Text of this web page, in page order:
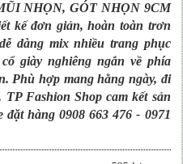
NHỌN, GÓT NHỌN 9CM
kế đơn giản, hoàn toàn trơn
dàng mix nhiều trang phục
giày nghiêng ngắn về phía
Phù hợp mang hằng ngày, đi
Fashion Shop cam kết sản
hàng 0908 663 476 - 0971